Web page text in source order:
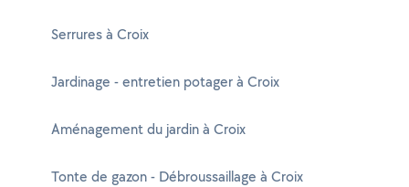
Serrures à Croix
Jardinage - entretien potager à Croix
Aménagement du jardin à Croix
Tonte de gazon - Débroussaillage à Croix